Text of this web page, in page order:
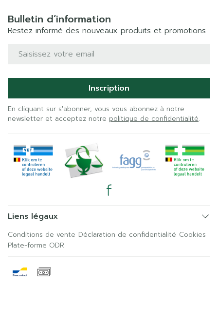
Bulletin d’information
Restez informé des nouveaux produits et promotions
Adresse mail
Inscription
En cliquant sur s'abonner, vous vous abonnez à notre
newsletter et acceptez notre politique de confidentialité.
Liens légaux
Conditions de vente Déclaration de confidentialité Cookies
Plate-forme ODR